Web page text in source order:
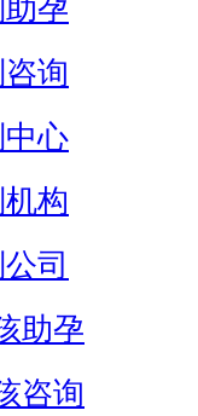
孕
询
中心
构
司
助孕
咨询